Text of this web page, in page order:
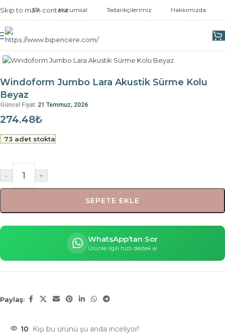
Skip to main content
TR Kurumsal Tedarikçilerimiz Hakkımızda
Ana Sayfa Kapı ve Pencere Kolları
Windoform Jumbo Lara Akustik Sürme Kolu
Beyaz
Güncel Fiyat: 21 Temmuz, 2026
274.48₺
73 adet stokta
- +
SEPETE EKLE
WhatsApp’tan Sor
Ürünle ilgili hızlı destek al
Paylaş:
10 Kişi bu ürünü şu anda inceliyor!